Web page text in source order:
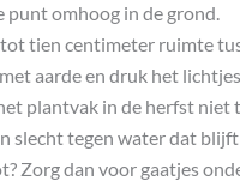
punt omhoog in de grond.
tien centimeter ruimte
aarde en druk het
plantvak in de herfst
slecht tegen water dat
Zorg dan voor gaatjes